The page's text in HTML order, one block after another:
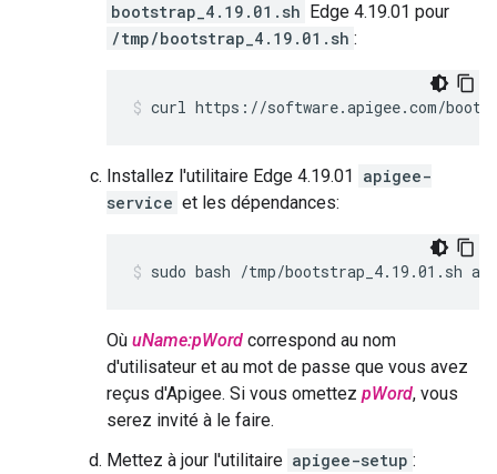
bootstrap_4.19.01.sh Edge 4.19.01 pour
/tmp/bootstrap_4.19.01.sh :
curl https://software.apigee.com/
Installez l'utilitaire Edge 4.19.01 apigee-
service et les dépendances:
sudo bash /tmp/bootstrap_4.19.01.sh
Où uName:pWord correspond au nom
d'utilisateur et au mot de passe que vous avez
reçus d'Apigee. Si vous omettez pWord, vous
serez invité à le faire.
Mettez à jour l'utilitaire apigee-setup :